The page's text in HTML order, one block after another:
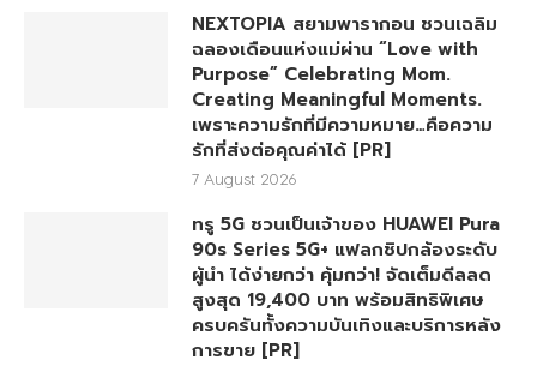
NEXTOPIA สยามพารากอน ชวนเฉลิม
ฉลองเดือนแห่งแม่ผ่าน “Love with
Purpose” Celebrating Mom.
Creating Meaningful Moments.
เพราะความรักที่มีความหมาย…คือความ
รักที่ส่งต่อคุณค่าได้ [PR]
7 August 2026
ทรู 5G ชวนเป็นเจ้าของ HUAWEI Pura
90s Series 5G+ แฟลกชิปกล้องระดับ
ผู้นำ ได้ง่ายกว่า คุ้มกว่า! จัดเต็มดีลลด
สูงสุด 19,400 บาท พร้อมสิทธิพิเศษ
ครบครันทั้งความบันเทิงและบริการหลัง
การขาย [PR]